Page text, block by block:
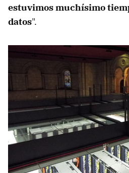
estuvimos muchísimo
datos".